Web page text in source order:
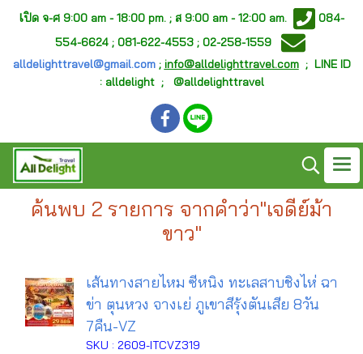
เปิด จ-ศ 9:00 am - 18:00 pm. ; ส 9:00 am - 12:00 am.
084-
554-6624 ; 081-622-4553 ; 02-258-1559
alldelighttravel@gmail.com; info@alldelighttravel.com; LINE ID
: alldelight ; @alldelighttravel
ค้นพบ 2 รายการ จากคำว่า"เจดีย์ม้า
ขาว"
เส้นทางสายไหม ซีหนิง ทะเลสาบชิงไห่ ฉา
ข่า ตุนหวง จางเย่ ภูเขาสีรุ้งตันเสีย 8วัน
7คืน-VZ
SKU : 2609-ITCVZ319